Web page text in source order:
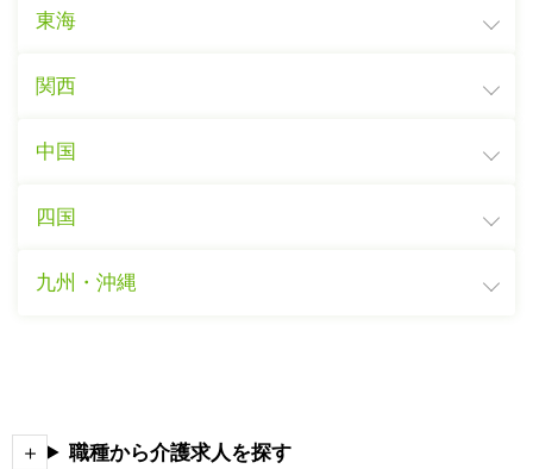
東海
関西
中国
四国
九州・沖縄
職種から介護求人を探す